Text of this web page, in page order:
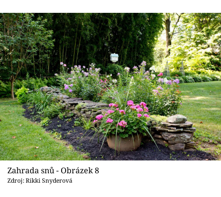
Zahrada snů - Obrázek 8
Zdroj: Rikki Snyderová